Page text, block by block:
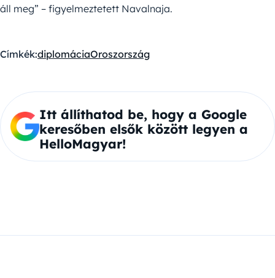
áll meg” – figyelmeztetett Navalnaja.
Címkék:diplomáciaOroszország
Itt állíthatod be, hogy a Google
keresőben elsők között legyen a
HelloMagyar!